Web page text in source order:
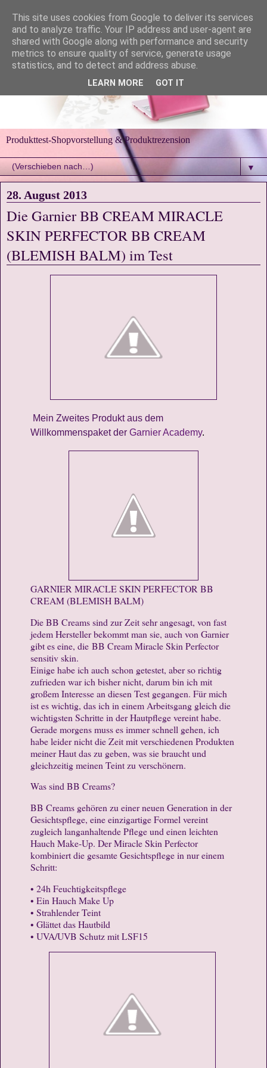
Produkttest-Shopvorstellung & Produktrezension
▼
28. August 2013
Die Garnier BB CREAM MIRACLE
SKIN PERFECTOR BB CREAM
(BLEMISH BALM) im Test
Mein Zweites Produkt aus dem
Willkommenspaket der Garnier Academy.
GARNIER MIRACLE SKIN PERFECTOR BB
CREAM (BLEMISH BALM)
Die BB Creams sind zur Zeit sehr angesagt, von fast
jedem Hersteller bekommt man sie, auch von Garnier
gibt es eine, die BB Cream Miracle Skin Perfector
sensitiv skin.
Einige habe ich auch schon getestet, aber so richtig
zufrieden war ich bisher nicht, darum bin ich mit
großem Interesse an diesen Test gegangen. Für mich
ist es wichtig, das ich in einem Arbeitsgang gleich die
wichtigsten Schritte in der Hautpflege vereint habe.
Gerade morgens muss es immer schnell gehen, ich
habe leider nicht die Zeit mit verschiedenen Produkten
meiner Haut das zu geben, was sie braucht und
gleichzeitig meinen Teint zu verschönern.
Was sind BB Creams?
BB Creams gehören zu einer neuen Generation in der
Gesichtspflege, eine einzigartige Formel vereint
zugleich langanhaltende Pflege und einen leichten
Hauch Make-Up. Der Miracle Skin Perfector
kombiniert die gesamte Gesichtspflege in nur einem
Schritt:
• 24h Feuchtigkeitspflege
• Ein Hauch Make Up
• Strahlender Teint
• Glättet das Hautbild
• UVA/UVB Schutz mit LSF15
This site uses cookies from Google to deliver its services
and to analyze traffic. Your IP address and user-agent are
shared with Google along with performance and security
metrics to ensure quality of service, generate usage
statistics, and to detect and address abuse.
LEARN MORE GOT IT